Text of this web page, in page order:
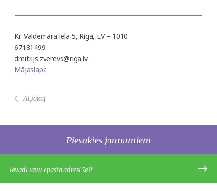
Kr. Valdemāra iela 5, Rīga, LV – 1010
67181499
dmitrijs.zverevs@riga.lv
Mājaslapa
Atpakaļ
Piesakies jaunumiem